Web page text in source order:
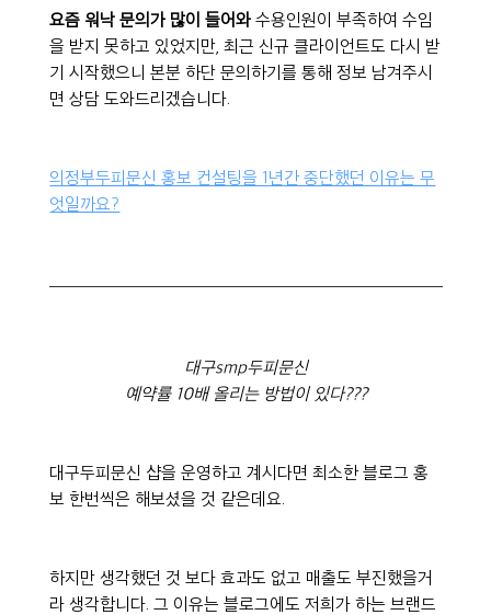
요즘 워낙 문의가 많이 들어와 수용인원이 부족하여 수임
을 받지 못하고 있었지만, 최근 신규 클라이언트도 다시 받
기 시작했으니 본분 하단 문의하기를 통해 정보 남겨주시
면 상담 도와드리겠습니다.
의정부두피문신 홍보 컨설팅을 1년간 중단했던 이유는 무
엇일까요?
대구smp두피문신
예약률 10배 올리는 방법이 있다???
대구두피문신 샵을 운영하고 계시다면 최소한 블로그 홍
보 한번씩은 해보셨을 것 같은데요.
하지만 생각했던 것 보다 효과도 없고 매출도 부진했을거
라 생각합니다. 그 이유는 블로그에도 저희가 하는 브랜드